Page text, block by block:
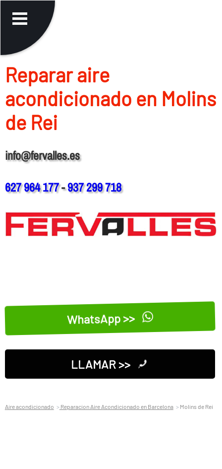
Reparar aire
acondicionado en Molins
de Rei
info@fervalles.es
627 964 177-937 299 718
WhatsApp >>
LLAMAR >>
Aire acondicionado Reparacion Aire Acondicionado en Barcelona Molins de Rei